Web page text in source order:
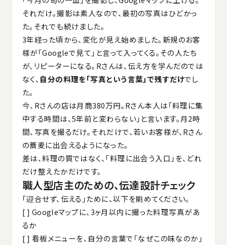
それだけ。撮影は素人なので、最初の写真はひどかっ
た。それでも続けました。
3年経った頃から、変化が見え始めました。新規のお客
様が「Googleで見て」と言って入ってくる。その人たち
が、リピーターになる。Rさんは、伝え方を学んだのでは
なく、 自分の料理を「写真という言葉」で残すだけでし
た。
今、Rさんの店は月商380万円。Rさん本人は「料理に集
中する時間は、5年前と変わらない」と言います。月2時
間、写真を撮るだけ。それだけで、若いお客様が、Rさん
の蕎麦に出会えるようになった。
差は、料理の質ではなく、「料理に出会う入口」を、どれ
だけ整えたかだけです。
職人型店主のための、伝達設計チェック
「迎合せず、伝える」ために、以下を眺めてください。
[ ] Googleマップに、3ヶ月以内に撮った料理写真があ
るか
[ ] 看板メニューを、自分の言葉で「なぜこの味なのか」